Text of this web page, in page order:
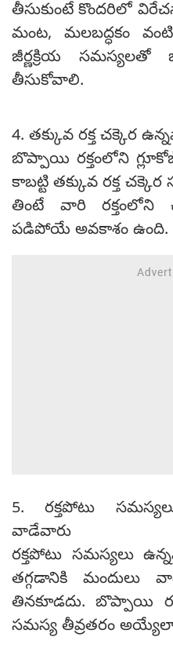
తీసుకుంటే కొందరిలో
మంట, మలబద్ధకం
జీర్ణక్రియ
తీసుకోవాలి.
4. తక్కువ రక్త చక్కెర
బొప్పాయి రక్తంలోని
కాబట్టి తక్కువ రక్త
తింటే వారి రక్తంలోని
పడిపోయే అవకాశం ఉంది.
5. రక్తపోటు
వాడేవారు
రక్తపోటు సమస్యలు
తగ్గడానికి మందులు
తినకూడదు. బొప్పాయి
సమస్య తీవ్రతరం అయ్యేలా